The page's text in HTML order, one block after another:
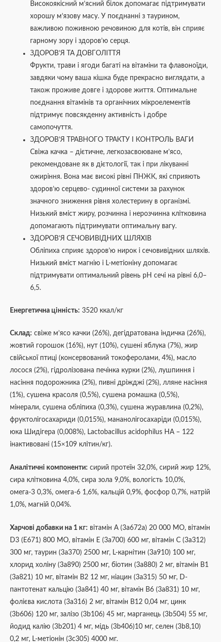
Високоякісний м’ясний білок допомагає підтримувати
хорошу м’язову масу. У поєднанні з таурином,
важливою поживною речовиною для котів, він сприяє
гарному зору і здоров’ю серця.
ЗДОРОВ’Я ТА ДОВГОЛІТТЯ
Фрукти, трави і ягоди багаті на вітаміни та флавоноїди,
завдяки чому ваша кішка буде прекрасно виглядати, а
також проживе довге і здорове життя. Оптимальне
поєднання вітамінів та органічних мікроелементів
підтримує повсякденну активність і добре
самопочуття.
ЗДОРОВ’Я ТРАВНОГО ТРАКТУ І КОНТРОЛЬ ВАГИ
Свіжа качка – дієтичне, легкозасвоюване м’ясо,
рекомендоване як в дієтології, так і при лікуванні
ожиріння. Вона має високі рівні ПНЖК, які сприяють
здоров’ю серцево- судинної системи за рахунок
значного зниження рівня холестерину в організмі.
Низький вміст жиру, розчинна і нерозчинна клітковина
допомагають підтримувати оптимальну вагу.
ЗДОРОВ’Я СЕЧОВИВІДНИХ ШЛЯХІВ
Обліпиха сприяє здоров’ю нирок і сечовивідних шляхів.
Низький вміст магнію і L-метіоніну допомагає
підтримувати оптимальний рівень pH сечі на рівні 6,0–
6,5.
Енергетична цінність: 3520 ккал/кг
Склад: свіже м’ясо качки (26%), дегідратована індичка (26%),
жовтий горошок (16%), нут (10%), сушені яблука (7%), жир
свійської птиці (консервований токоферолами, 4%), масло
лосося (2%), гідролізована печінка курки (2%), лушпиння і
насіння подорожника (2%), пивні дріжджі (2%), лляне насіння
(1%), сушена красоля (0,5%), сушена ромашка (0,5%),
мінерали, сушена обліпиха (0,3%), сушена журавлина (0,2%),
фруктолігосахариди (0,015%), мананолігосахаріди (0,015%),
юка Шидігера (0,008%), Lactobacillus acidophilus HA – 122
інактивовані (15×109 клітин/кг).
Аналітичні компоненти: сирий протеїн 32,0%, сирий жир 12%,
сира клітковина 4,0%, сира зола 9,0%, вологість 10,0%,
омега-3 0,3%, омега-6 1,6%, кальцій 0,9%, фосфор 0,7%, натрій
1,0%, магній 0,04%.
Харчові добавки на 1 кг: вітамін A (3a672a) 20 000 МО, вітамін
D3 (E671) 800 МО, вітамін E (3a700) 600 мг, вітамін C (3a312)
300 мг, таурин (3a370) 2500 мг, L-карнітин (3a910) 100 мг,
хлорид холіну (3a890) 2500 мг, біотин (3a880) 2 мг, вітамін B1
(3a821) 10 мг, вітамін B2 12 мг, ніацин (3a315) 50 мг, D-
пантотенат кальцію (3a841) 40 мг, вітамін B6 (3a831) 10 мг,
фолієва кислота (3a316) 2 мг, вітамін B12 0,04 мг, цинк
(3b606) 120 мг, залізо (3b106) 45 мг, марганець (3b504) 55 мг,
йодид калію (3b201) 4 мг, мідь (3b406)10 мг, селен (3b8,10)
0,2 мг, L-метіонін (3c305) 4000 мг.